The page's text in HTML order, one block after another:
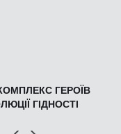
ГЕРОЇВ
ГІДНОСТІ